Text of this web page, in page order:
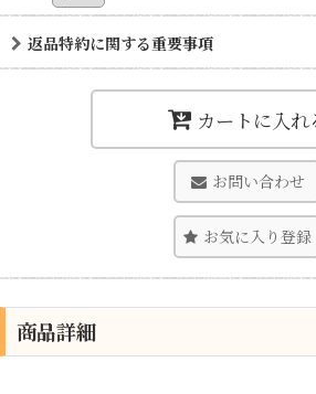
返品特約に関する重要事項
カートに入れ
お問い合わせ
お気に入り登録
商品詳細